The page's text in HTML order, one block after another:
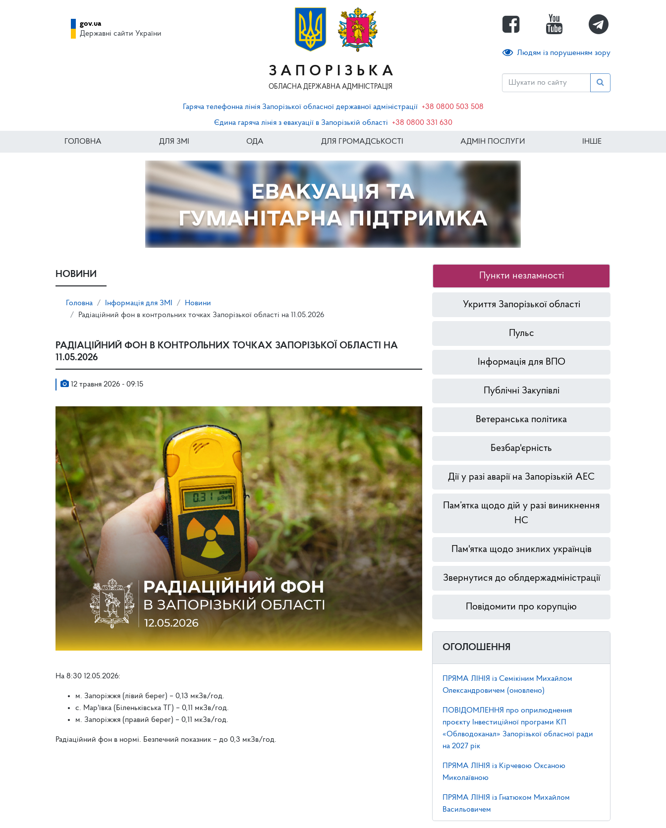
ЗАПОРІЗЬКА
ОБЛАСНА ДЕРЖАВНА АДМІНІСТРАЦІЯ
Людям із порушенням зору
gov.ua
Державні сайти України
Гаряча телефонна лінія Запорізької обласної державної адміністрації +38 0800 503 508
Єдина гаряча лінія з евакуації в Запорізькій області
+38 0800 331 630
ГОЛОВНА ДЛЯ ЗМІ ОДА ДЛЯ ГРОМАДСЬКОСТІ АДМІН ПОСЛУГИ ІНШЕ
НОВИНИ
Головна Інформація для ЗМІ
Новини
Радіаційний фон в контрольних точках Запорізької області на 11.05.2026
РАДІАЦІЙНИЙ ФОН В КОНТРОЛЬНИХ ТОЧКАХ ЗАПОРІЗЬКОЇ ОБЛАСТІ НА
11.05.2026
12 травня 2026 - 09:15
На 8:30 12.05.2026:
м. Запоріжжя (лівий берег) – 0,13 мкЗв/год.
с. Мар'ївка (Біленьківська ТГ) – 0,11 мкЗв/год.
м. Запоріжжя (правий берег) – 0,11 мкЗв/год.
Радіаційний фон в нормі. Безпечний показник – до 0,3 мкЗв/год.
Пункти незламності
Укриття Запорізької області
Пульс
Інформація для ВПО
Публічні Закупівлі
Ветеранська політика
Безбар'єрність
Дії у разі аварії на Запорізькій АЕС
Пам’ятка щодо дій у разі виникнення
НС
Пам'ятка щодо зниклих українців
Звернутися до облдержадміністрації
Повідомити про корупцію
ОГОЛОШЕННЯ
ПРЯМА ЛІНІЯ із Семікіним Михайлом
Олександровичем (оновлено)
ПОВІДОМЛЕННЯ про оприлюднення
проєкту Інвестиційної програми КП
«Облводоканал» Запорізької обласної ради
на 2027 рік
ПРЯМА ЛІНІЯ із Кірчевою Оксаною
Миколаївною
ПРЯМА ЛІНІЯ із Гнатюком Михайлом
Васильовичем